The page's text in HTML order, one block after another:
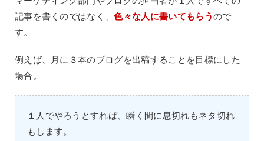
記事を書くのではなく、色々な人に書いてもらうので
す。
例えば、月に３本のブログを出稿することを目標にした
場合。
１人でやろうとすれば、瞬く間に息切れもネタ切れ
もします。